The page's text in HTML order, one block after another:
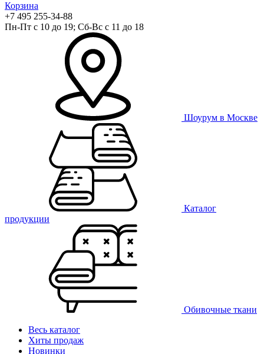
Корзина
+7 495 255-34-88
Пн-Пт с 10 до 19; Сб-Вс с 11 до 18
Шоурум в Москве
Каталог
продукции
Обивочные ткани
Весь каталог
Хиты продаж
Новинки